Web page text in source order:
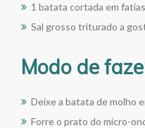
1 batata cortada em
Sal grosso triturado a
Modo de
Deixe a batata de molho
Forre o prato do micro-